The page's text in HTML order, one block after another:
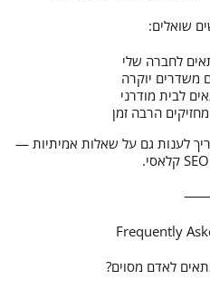
שואלים:
לחברה שלי
משדרים יוקרה
לבית מודרני
הרבה זמן
לענות גם על שאלות אמיתיות —
Frequently
לאדם מסוים?